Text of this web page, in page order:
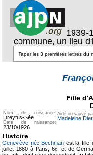
1939-
commune, un lieu
Fille
Nom de naissance:
Dreyfus-Sée
Date de naissance:
23/10/1926
Aidé ou sauvé
Madeleine
Histoire
Geneviève née Bechman est la fille
juillet 1880 à Paris, 6e. et de